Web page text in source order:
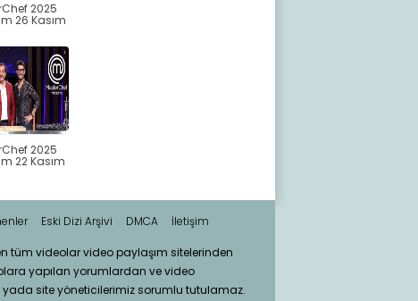
2025
26 Kasım
2025
22 Kasım
Eski Dizi Arşivi DMCA İletişim
tüm videolar video paylaşım sitelerinden
yapılan yorumlardan ve video
site yöneticilerimiz sorumlu tutulamaz.